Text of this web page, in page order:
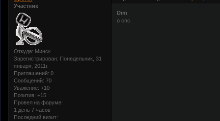
Участник
Откуда: Минск
Зарегистрирован: Понедельник, 31
января, 2011г.
Приглашений: 0
Сообщений: 70
Уважение: +10
Позитив: +15
Провел на форуме:
1 день 7 часов
Последний визит:
Dim
о спс.